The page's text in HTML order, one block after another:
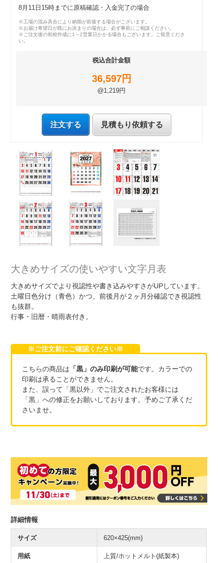
8月11日15時までに原稿確認・入金完了の場合
※工場の混み具合により納期が前後する場合がございます。
※お届け希望日が既にお決まりの場合は、必ず事前にご相談ください。
※ご注文後の初校作成に1～2営業日かかる場合もございます。ご留意くださ
い。
税込合計金額
36,597円
@1,219円
注文する 見積もり依頼する
大きめサイズの使いやすい文字月表
大きめサイズでより視認性や書き込みやすさがUPしています。
土曜日色分け（青色）かつ、前後月が２ヶ月分確認でき視認性
も抜群。
行事・旧暦・晴雨表付き。
※ご注文前にご確認ください※
こちらの商品は 「黒」のみ印刷が可能です。カラーでの
印刷は承ることができません。
また、誤って「黒以外」でご注文されたお客様には
「黒」への修正をお願いしております。予めご了承くだ
さいませ。
詳細情報
サイズ 620×425(mm)
用紙 上質/ホットメルト(紙製本)